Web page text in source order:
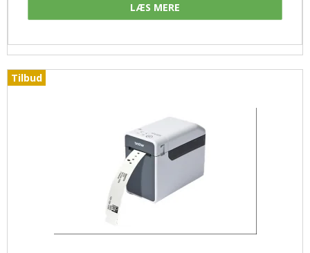
LÆS MERE
Tilbud